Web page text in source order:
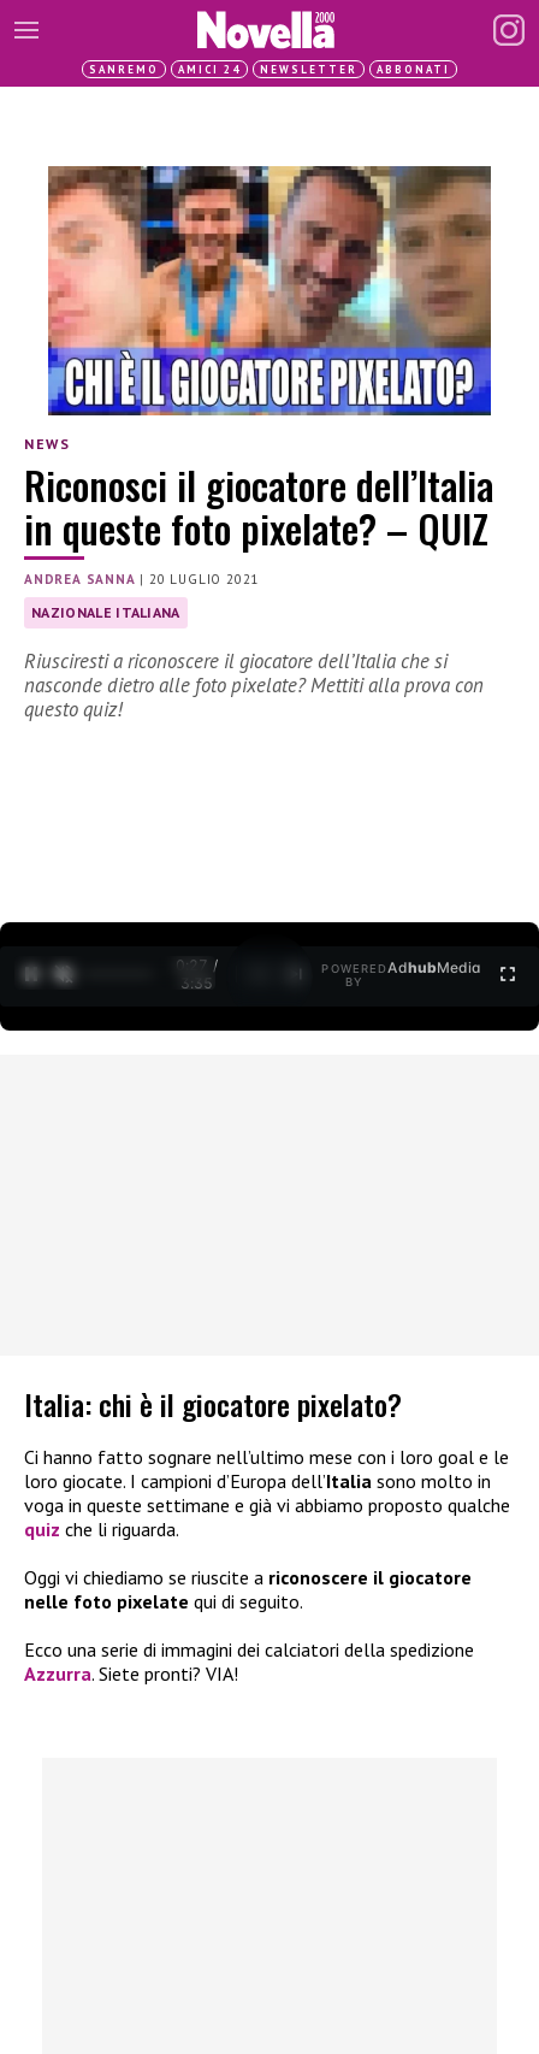
SANREMO AMICI 24 NEWSLETTER ABBONATI
NEWS
Riconosci il giocatore dell’Italia
in queste foto pixelate? – QUIZ
ANDREA SANNA |20 LUGLIO 2021
NAZIONALE ITALIANA
Riusciresti a riconoscere il giocatore dell’Italia che si
nasconde dietro alle foto pixelate? Mettiti alla prova con
questo quiz!
0:27 /
3:35
POWERED
BY
AdhubMedia
Italia: chi è il giocatore pixelato?
Ci hanno fatto sognare nell’ultimo mese con i loro goal e le
loro giocate. I campioni d’Europa dell’Italia sono molto in
voga in queste settimane e già vi abbiamo proposto qualche
quiz che li riguarda.
Oggi vi chiediamo se riuscite a riconoscere il giocatore
nelle foto pixelate qui di seguito.
Ecco una serie di immagini dei calciatori della spedizione
Azzurra. Siete pronti? VIA!